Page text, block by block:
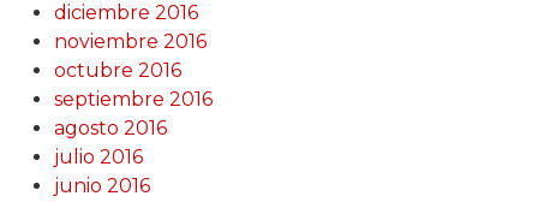
diciembre 2016
noviembre 2016
octubre 2016
septiembre 2016
agosto 2016
julio 2016
junio 2016